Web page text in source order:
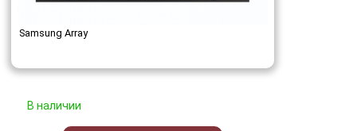
Samsung Array
В наличии